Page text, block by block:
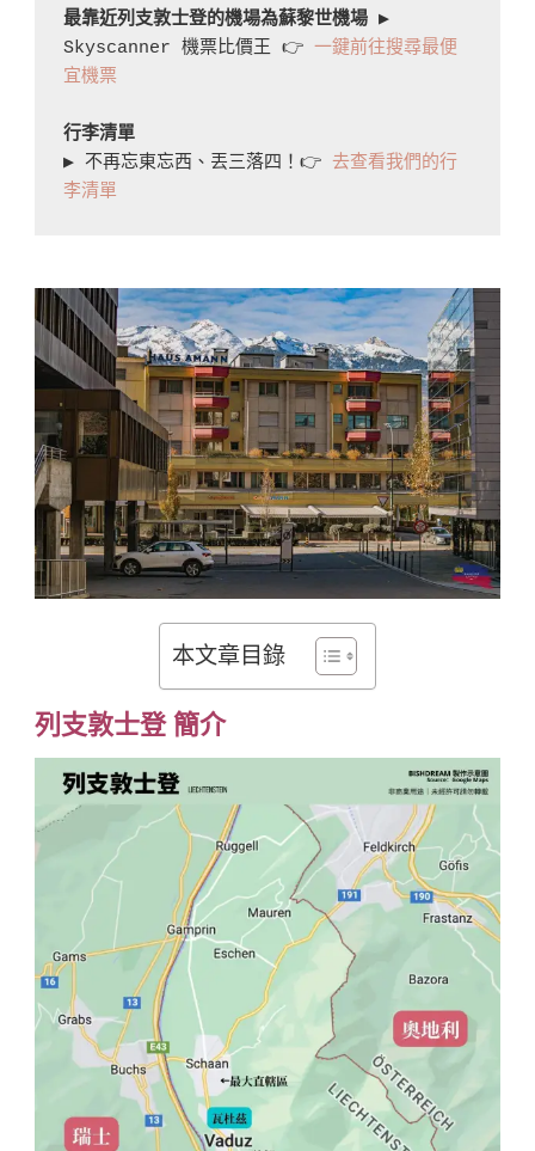
最靠近列支敦士登的機場為蘇黎世機場 ▶︎
Skyscanner 機票比價王 👉 一鍵前往搜尋最便
宜機票
行李清單
▶︎ 不再忘東忘西、丟三落四！👉 去查看我們的行
李清單
本文章目錄
列支敦士登 簡介